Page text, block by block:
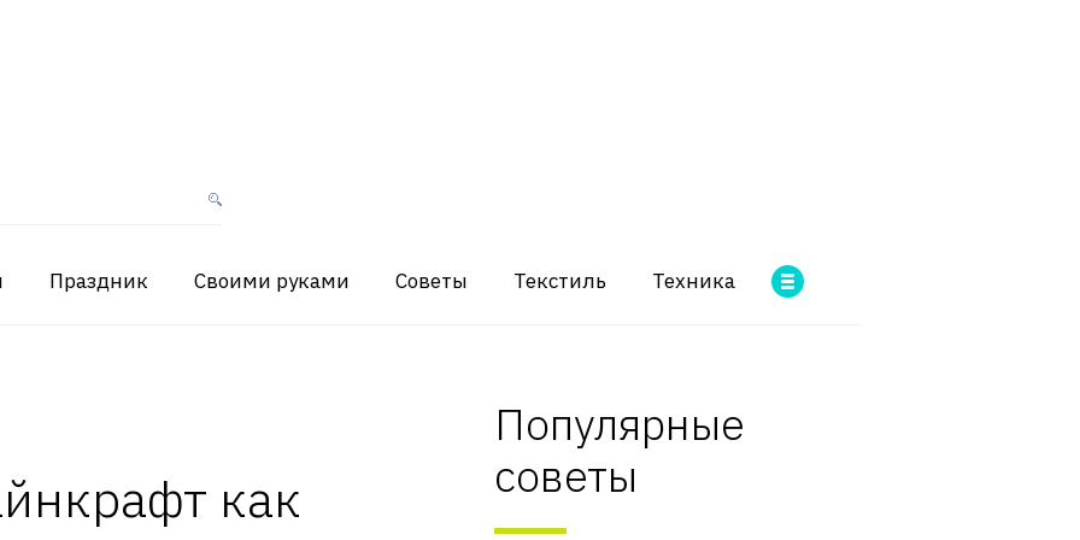
Праздник Своими руками Советы Текстиль Техника
как
Популярные
советы